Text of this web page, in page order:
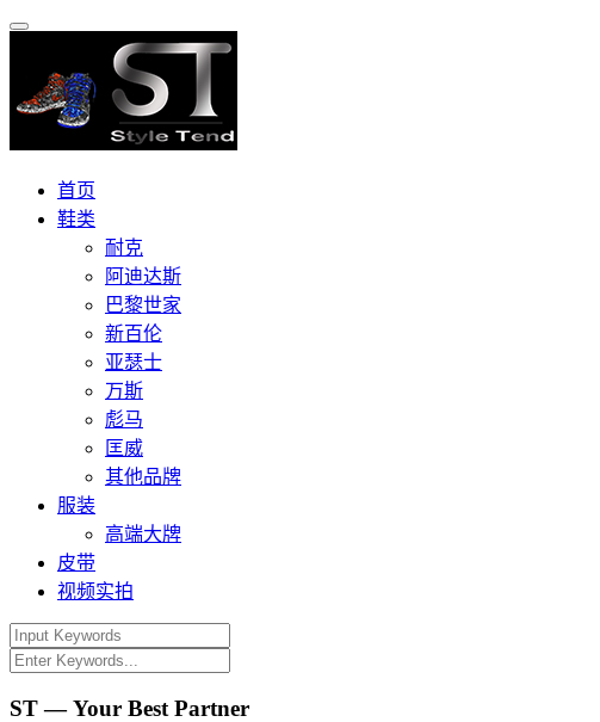
首页
鞋类
耐克
阿迪达斯
巴黎世家
新百伦
亚瑟士
万斯
彪马
匡威
其他品牌
服装
高端大牌
皮带
视频实拍
ST — Your Best Partner